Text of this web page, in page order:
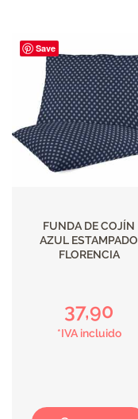
FUNDA DE COJÍN
AZUL ESTAMPADO
FLORENCIA
37,90
*IVA incluido
Save